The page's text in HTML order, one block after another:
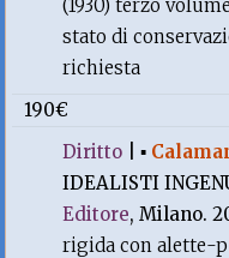
(1930) terzo
stato di
richiesta
190€
Diritto |▪
IDEALISTI
Editore, Milano.
rigida con alette-